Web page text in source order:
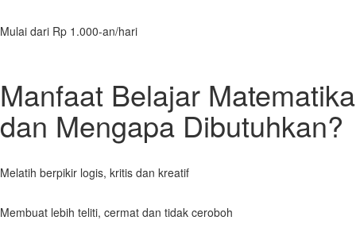
Mulai dari Rp 1.000-an/hari
Manfaat Belajar Matematika
dan Mengapa Dibutuhkan?
Melatih berpikir logis, kritis dan kreatif
Membuat lebih teliti, cermat dan tidak ceroboh